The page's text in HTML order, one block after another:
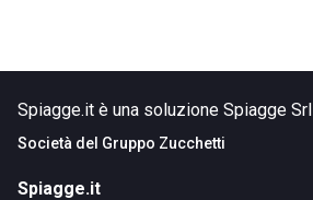
Spiagge.it è una soluzione Spiagge Srl
Società del Gruppo Zucchetti
Spiagge.it